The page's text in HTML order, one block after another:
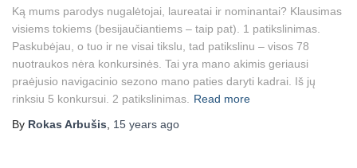
Ką mums parodys nugalėtojai, laureatai ir nominantai? Klausimas
visiems tokiems (besijaučiantiems – taip pat). 1 patikslinimas.
Paskubėjau, o tuo ir ne visai tikslu, tad patikslinu – visos 78
nuotraukos nėra konkursinės. Tai yra mano akimis geriausi
praėjusio navigacinio sezono mano paties daryti kadrai. Iš jų
rinksiu 5 konkursui. 2 patikslinimas.
Read more
By Rokas Arbušis 15 years ago